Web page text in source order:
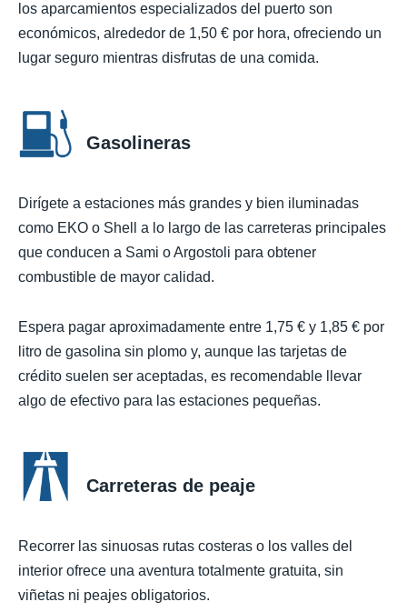
los aparcamientos especializados del puerto son
económicos, alrededor de 1,50 € por hora, ofreciendo un
lugar seguro mientras disfrutas de una comida.
Gasolineras
Dirígete a estaciones más grandes y bien iluminadas
como EKO o Shell a lo largo de las carreteras principales
que conducen a Sami o Argostoli para obtener
combustible de mayor calidad.
Espera pagar aproximadamente entre 1,75 € y 1,85 € por
litro de gasolina sin plomo y, aunque las tarjetas de
crédito suelen ser aceptadas, es recomendable llevar
algo de efectivo para las estaciones pequeñas.
Carreteras de peaje
Recorrer las sinuosas rutas costeras o los valles del
interior ofrece una aventura totalmente gratuita, sin
viñetas ni peajes obligatorios.